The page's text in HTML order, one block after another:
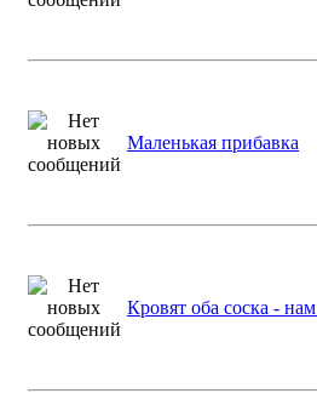
Маленькая прибавка
Кровят оба соска -